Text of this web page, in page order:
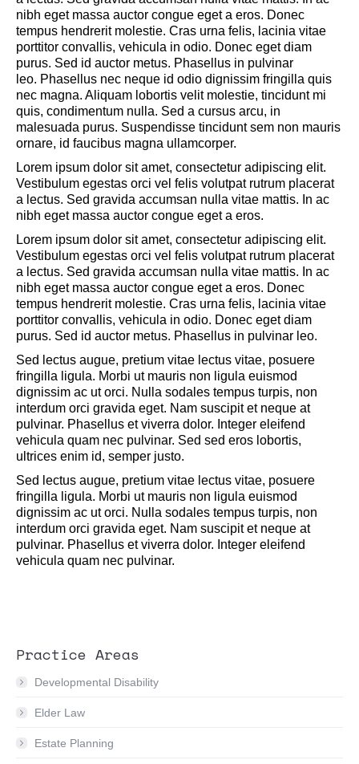
nibh eget massa auctor congue eget a eros. Donec
tempus hendrerit molestie. Cras urna felis, lacinia vitae
porttitor convallis, vehicula in odio. Donec eget diam
purus. Sed id auctor metus. Phasellus in pulvinar
leo. Phasellus nec neque id odio dignissim fringilla quis
nec magna. Aliquam lobortis velit molestie, tincidunt mi
quis, condimentum nulla. Sed a cursus arcu, in
malesuada purus. Suspendisse tincidunt sem non mauris
ornare, id faucibus magna ullamcorper.
Lorem ipsum dolor sit amet, consectetur adipiscing elit.
Vestibulum egestas orci vel felis volutpat rutrum placerat
a lectus. Sed gravida accumsan nulla vitae mattis. In ac
nibh eget massa auctor congue eget a eros.
Lorem ipsum dolor sit amet, consectetur adipiscing elit.
Vestibulum egestas orci vel felis volutpat rutrum placerat
a lectus. Sed gravida accumsan nulla vitae mattis. In ac
nibh eget massa auctor congue eget a eros. Donec
tempus hendrerit molestie. Cras urna felis, lacinia vitae
porttitor convallis, vehicula in odio. Donec eget diam
purus. Sed id auctor metus. Phasellus in pulvinar leo.
Sed lectus augue, pretium vitae lectus vitae, posuere
fringilla ligula. Morbi ut mauris non ligula euismod
dignissim ac ut orci. Nulla sodales tempus turpis, non
interdum orci gravida eget. Nam suscipit et neque at
pulvinar. Phasellus et viverra dolor. Integer eleifend
vehicula quam nec pulvinar. Sed sed eros lobortis,
ultrices enim id, semper justo.
Sed lectus augue, pretium vitae lectus vitae, posuere
fringilla ligula. Morbi ut mauris non ligula euismod
dignissim ac ut orci. Nulla sodales tempus turpis, non
interdum orci gravida eget. Nam suscipit et neque at
pulvinar. Phasellus et viverra dolor. Integer eleifend
vehicula quam nec pulvinar.
Practice Areas
Developmental Disability
Elder Law
Estate Planning